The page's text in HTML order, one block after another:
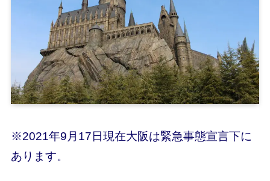
※2021年9月17日現在大阪は緊急事態宣言下に
あります。